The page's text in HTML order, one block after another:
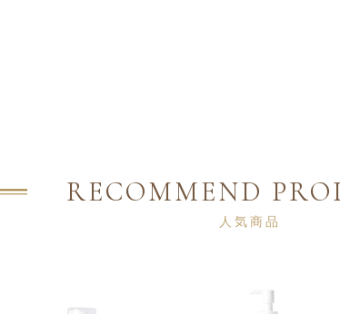
RECOMMEND
人気商品